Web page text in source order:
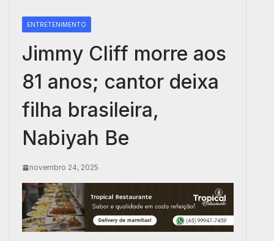
ENTRETENIMENTO
Jimmy Cliff morre aos
81 anos; cantor deixa
filha brasileira,
Nabiyah Be
novembro 24, 2025